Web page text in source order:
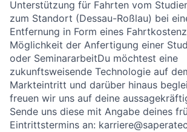
Unterstützung für Fahrten vom
zum Standort (Dessau-Roßlau) bei
Entfernung in Form eines
Möglichkeit der Anfertigung einer
oder SeminararbeitDu möchtest eine
zukunftsweisende Technologie auf
Markteintritt und darüber hinaus
freuen wir uns auf deine
Sende uns diese mit Angabe deines
Eintrittstermins an: